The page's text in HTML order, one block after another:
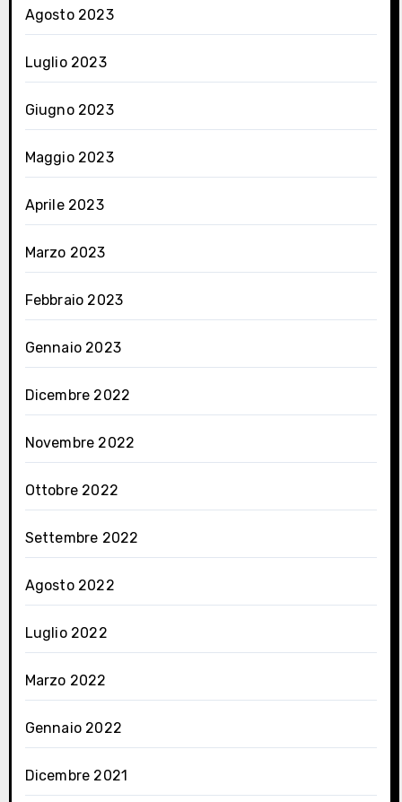
Agosto 2023
Luglio 2023
Giugno 2023
Maggio 2023
Aprile 2023
Marzo 2023
Febbraio 2023
Gennaio 2023
Dicembre 2022
Novembre 2022
Ottobre 2022
Settembre 2022
Agosto 2022
Luglio 2022
Marzo 2022
Gennaio 2022
Dicembre 2021